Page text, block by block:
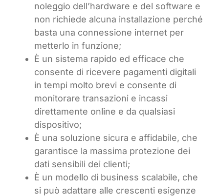
noleggio dell’hardware e del software e
non richiede alcuna installazione perché
basta una connessione internet per
metterlo in funzione;
È un sistema rapido ed efficace che
consente di ricevere pagamenti digitali
in tempi molto brevi e consente di
monitorare transazioni e incassi
direttamente online e da qualsiasi
dispositivo;
È una soluzione sicura e affidabile, che
garantisce la massima protezione dei
dati sensibili dei clienti;
È un modello di business scalabile, che
si può adattare alle crescenti esigenze